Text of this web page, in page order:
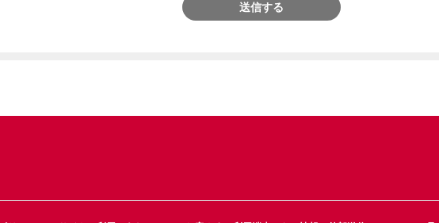
送信する